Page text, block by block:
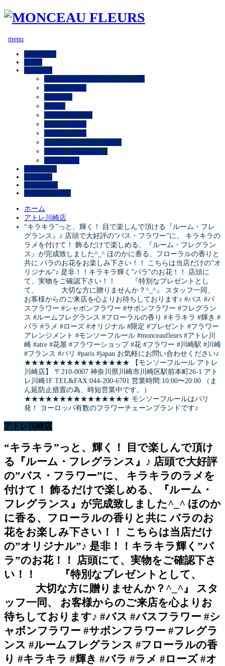
menu
CONCEPT
SHOP
Instagram
Instagram 全店舗アカウント一覧
自由が丘本店
小石川店
中延店
NISHIGINZA店
アトレ川崎店
水沢ロピア店
もとまちユニオン元町店
大船店（Instagram）
仙台三越店
PRODUCT
SCHOOL
WEDDING
ONLINE SHOP
ホーム
アトレ川崎店
“キラキラ”っと、輝く！ 目で楽しんで頂ける『ルーム・フレ
グランス』♪ 店頭で大好評の”バス・フラワー”に、 キラキラの
ラメを付けて！ 飾るだけで楽しめる、『ルーム・フレグラン
ス』が完成致しました^_^ ほのかに香る、フローラルの香りと
共に バラのお花をお楽しみ下さい！！ こちらは当店だけの”オ
リジナル”♪ 是非！！キラキラ輝く”バラ”のお花！！ 店頭に
て、実物をご確認下さい！！ 『特別なプレゼントとし
て、 大切な方に贈りませんか？^_^』 スタッフ一同、
お客様からのご来店を心よりお待ちしております♪ #バス #バ
スフラワー #シャボンフラワー #サボンフラワー #フレグラン
ス #ルームフレグランス #フローラルの香り #キラキラ #輝き #
バラ #ラメ #ローズ #オリジナル #限定 #プレゼント #フラワー
アレンジメント #モンソーフルール #monceaufleurs #アトレ川
崎 #atre #花屋 #フラワーショップ #花 #フラワー #川崎駅 #川崎
#フランス #パリ #paris #japan お気軽にお問い合わせください♪
★★★★★★★★★★★★★★★ 【モンソーフルール アトレ
川崎店】 〒210-0007 神奈川県川崎市川崎区駅前本町26-1 アト
レ川崎1F TEL&FAX:044-200-6701 営業時間:10:00〜20:00 （ま
ん延防止措置の為、時短営業中です。）
★★★★★★★★★★★★★★★ モンソーフルールはパリ
発！ ヨーロッパ有数のフラワーチェーンブランドです♪
アトレ川崎店
“キラキラ”っと、輝く！ 目で楽しんで頂け
る『ルーム・フレグランス』♪ 店頭で大好評
の”バス・フラワー”に、 キラキラのラメを
付けて！ 飾るだけで楽しめる、『ルーム・
フレグランス』が完成致しました^_^ ほのか
に香る、フローラルの香りと共に バラのお
花をお楽しみ下さい！！ こちらは当店だけ
の”オリジナル”♪ 是非！！キラキラ輝く”バ
ラ”のお花！！ 店頭にて、実物をご確認下さ
い！！ 『特別なプレゼントとして、
大切な方に贈りませんか？^_^』 スタ
ッフ一同、 お客様からのご来店を心よりお
待ちしております♪ #バス #バスフラワー #シ
ャボンフラワー #サボンフラワー #フレグラ
ンス #ルームフレグランス #フローラルの香
り #キラキラ #輝き #バラ #ラメ #ローズ #オ